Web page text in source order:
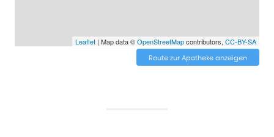
Leaflet| Map data ©OpenStreetMapcontributors, CC-BY-SA
Route zur Apotheke anzeigen